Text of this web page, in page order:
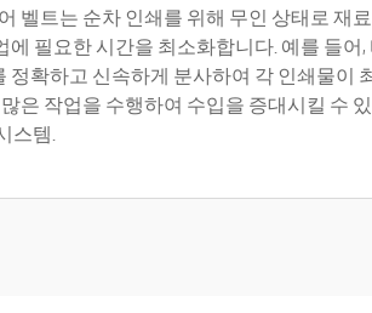
벨트는 순차 인쇄를 위해 무인 상태로 재
필요한 시간을 최소화합니다. 예를 들어,
확하고 신속하게 분사하여 각 인쇄물이
은 작업을 수행하여 수입을 증대시킬 수
스템.